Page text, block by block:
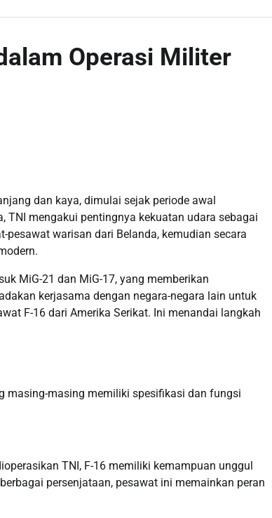
Operasi Militer
dan kaya, dimulai sejak periode awal
TNI mengakui pentingnya kekuatan udara sebagai
warisan dari Belanda, kemudian secara
MiG-21 dan MiG-17, yang memberikan
kerjasama dengan negara-negara lain untuk
F-16 dari Amerika Serikat. Ini menandai langkah
masing-masing memiliki spesifikasi dan fungsi
TNI, F-16 memiliki kemampuan unggul
persenjataan, pesawat ini memainkan peran